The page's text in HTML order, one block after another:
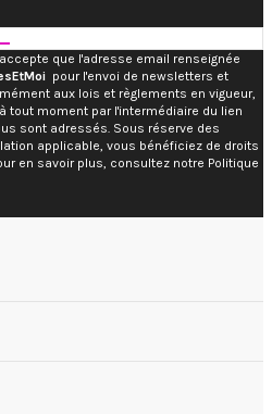
que l'adresse email renseignée
pour l'envoi de newsletters et
aux lois et règlements en vigueur,
tout moment par l'intermédiaire du lien
sont adressés. Sous réserve des
applicable, vous bénéficiez de droits
en savoir plus, consultez notre Politique